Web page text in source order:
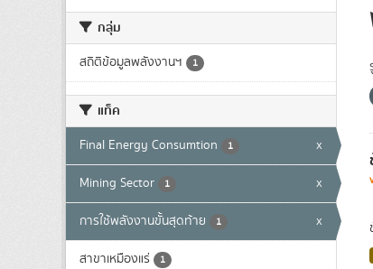
กลุ่ม
สถิติข้อมูลพลังงานฯ 1
แท็ค
Final Energy Consumtion 1 x
Mining Sector 1 x
การใช้พลังงานขั้นสุดท้าย 1 x
สาขาเหมืองแร่ 1